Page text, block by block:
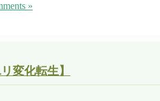
»
変化転生】